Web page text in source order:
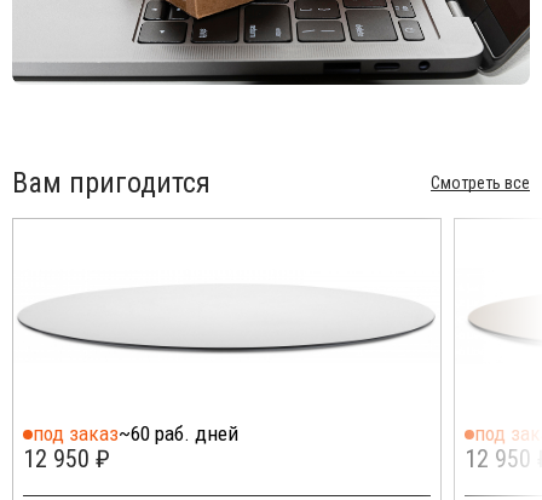
Цена на сайте указана за модель с отделкой цвета антрацит
(VA). Для уточнения всех возможных вариантов материала и
цвета данного изделия обращайтесь к нашим менеджерам.
Вам пригодится Смотреть все
под заказ~60 раб. дней
12 950 ₽
под
12 950